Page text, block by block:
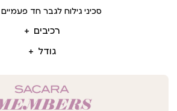
רכיבים
גודל
סכיני גילוח לגבר חד פעמיים 5 יח’